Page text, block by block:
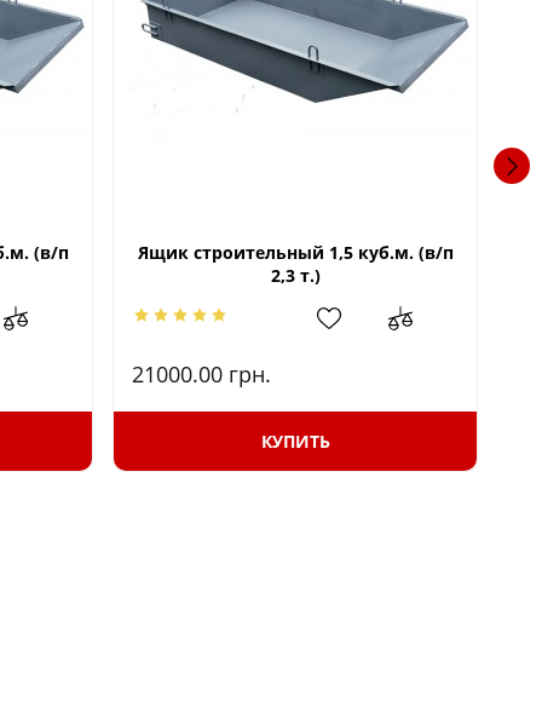
(в/п
Ящик строительный 1,5 куб.м. (в/п
2,3 т.)
21000.00 грн.
КУПИТЬ